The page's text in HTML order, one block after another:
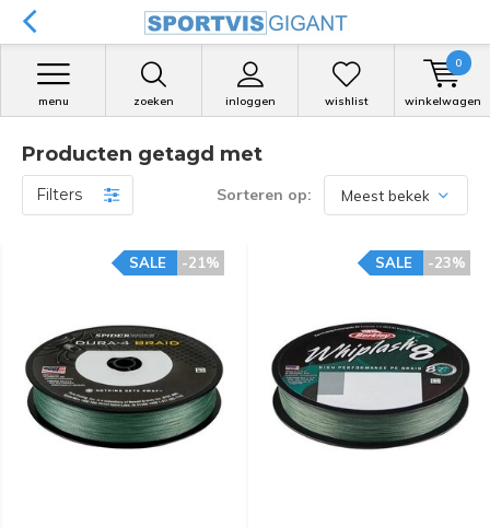
zoeken inloggen
menu wishlist winkelwagen
0
Producten getagd met
Filters Sorteren op:
-21%
SALE -23%
SALE